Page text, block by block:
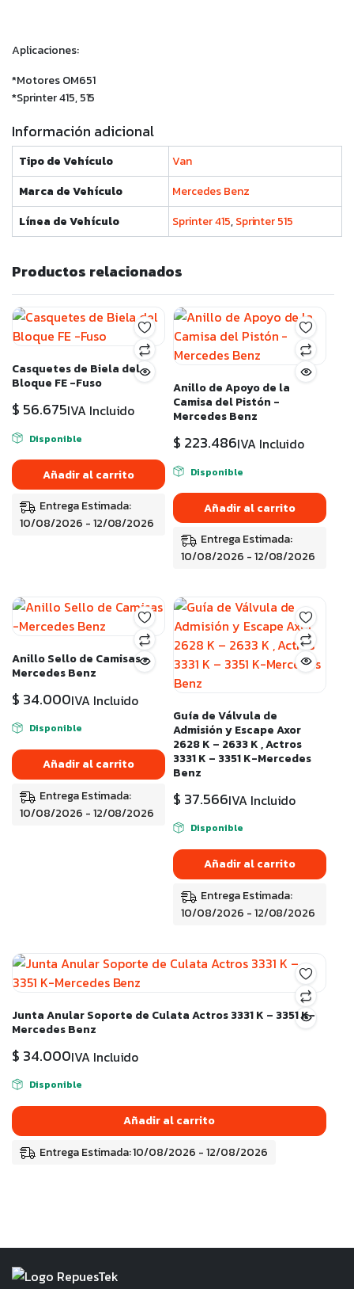
Aplicaciones:
*Motores OM651
*Sprinter 415, 515
Información adicional
Tipo de Vehículo
Van
Marca de Vehículo
Mercedes Benz
Línea de Vehículo
Sprinter 415,Sprinter 515
Productos relacionados
Casquetes de Biela del
Bloque FE -Fuso
$ 56.675IVA Incluido
Disponible
Añadir al carrito
Entrega Estimada:
10/08/2026 - 12/08/2026
Anillo de Apoyo de la
Camisa del Pistón -
Mercedes Benz
$ 223.486IVA Incluido
Disponible
Añadir al carrito
Entrega Estimada:
10/08/2026 - 12/08/2026
Anillo Sello de Camisas -
Mercedes Benz
$ 34.000IVA Incluido
Disponible
Añadir al carrito
Entrega Estimada:
10/08/2026 - 12/08/2026
Guía de Válvula de
Admisión y Escape Axor
2628 K – 2633 K , Actros
3331 K – 3351 K-Mercedes
Benz
$ 37.566IVA Incluido
Disponible
Añadir al carrito
Entrega Estimada:
10/08/2026 - 12/08/2026
Junta Anular Soporte de Culata Actros 3331 K – 3351 K-
Mercedes Benz
$ 34.000IVA Incluido
Disponible
Añadir al carrito
Entrega Estimada: 10/08/2026 - 12/08/2026